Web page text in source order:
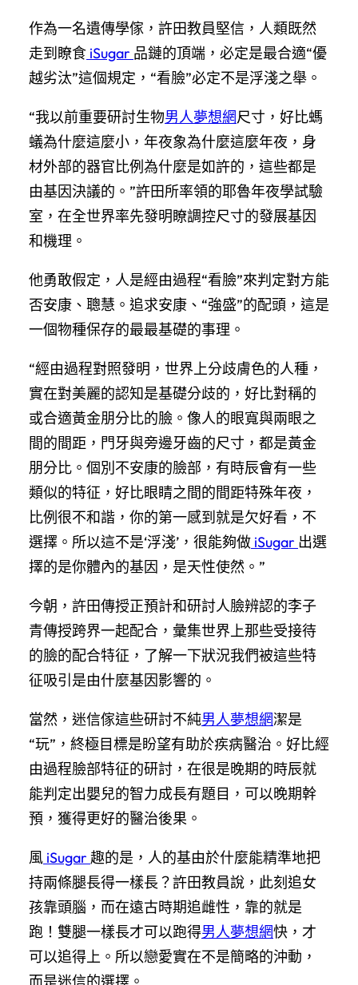
作為一名遺傳學傢，許田教員堅信，人類既然
走到瞭食 iSugar 品鏈的頂端，必定是最合適“優
越劣汰”這個規定，“看臉”必定不是浮淺之舉。
“我以前重要研討生物男人夢想網尺寸，好比螞
蟻為什麼這麼小，年夜象為什麼這麼年夜，身
材外部的器官比例為什麼是如許的，這些都是
由基因決議的。”許田所率領的耶魯年夜學試驗
室，在全世界率先發明瞭調控尺寸的發展基因
和機理。
他勇敢假定，人是經由過程“看臉”來判定對方能
否安康、聰慧。追求安康、“強盛”的配頭，這是
一個物種保存的最最基礎的事理。
“經由過程對照發明，世界上分歧膚色的人種，
實在對美麗的認知是基礎分歧的，好比對稱的
或合適黃金朋分比的臉。像人的眼寬與兩眼之
間的間距，門牙與旁邊牙齒的尺寸，都是黃金
朋分比。個別不安康的臉部，有時辰會有一些
類似的特征，好比眼睛之間的間距特殊年夜，
比例很不和諧，你的第一感到就是欠好看，不
選擇。所以這不是‘浮淺’，很能夠做 iSugar 出選
擇的是你體內的基因，是天性使然。”
今朝，許田傳授正預計和研討人臉辨認的李子
青傳授跨界一起配合，彙集世界上那些受接待
的臉的配合特征，了解一下狀況我們被這些特
征吸引是由什麼基因影響的。
當然，迷信傢這些研討不純男人夢想網潔是
“玩”，終極目標是盼望有助於疾病醫治。好比經
由過程臉部特征的研討，在很是晚期的時辰就
能判定出嬰兒的智力成長有題目，可以晚期幹
預，獲得更好的醫治後果。
風 iSugar 趣的是，人的基由於什麼能精準地把
持兩條腿長得一樣長？許田教員說，此刻追女
孩靠頭腦，而在遠古時期追雌性，靠的就是
跑！雙腿一樣長才可以跑得男人夢想網快，才
可以追得上。所以戀愛實在不是簡略的沖動，
而是迷信的選擇。